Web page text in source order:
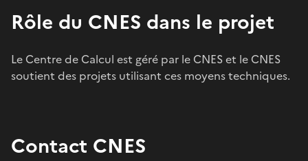
Rôle du CNES dans le projet
Le Centre de Calcul est géré par le CNES et le CNES
soutient des projets utilisant ces moyens techniques.
Contact CNES